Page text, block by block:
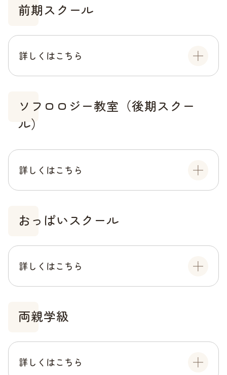
前期スクール
詳しくはこちら
ソフロロジー教室（後期スクー
ル）
詳しくはこちら
おっぱいスクール
詳しくはこちら
両親学級
詳しくはこちら